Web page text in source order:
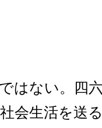
はない。四
会生活を送